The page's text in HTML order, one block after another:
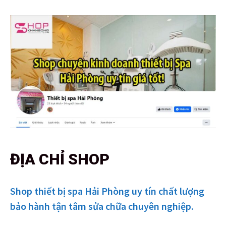
ĐỊA CHỈ SHOP
Shop thiết bị spa Hải Phòng uy tín chất lượng
bảo hành tận tâm sửa chữa chuyên nghiệp.